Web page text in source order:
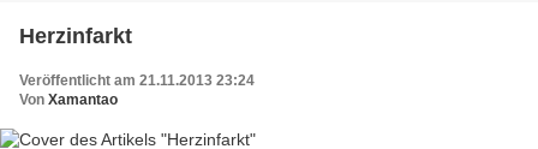
Herzinfarkt
Veröffentlicht am 21.11.2013 23:24
Von Xamantao